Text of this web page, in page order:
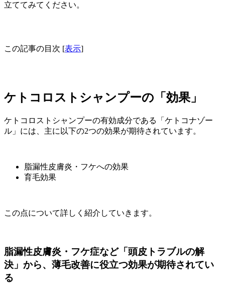
立ててみてください。
この記事の目次 [表示]
ケトコロストシャンプーの「効果」
ケトコロストシャンプーの有効成分である「ケトコナゾー
ル」には、主に以下の2つの効果が期待されています。
脂漏性皮膚炎・フケへの効果
育毛効果
この点について詳しく紹介していきます。
脂漏性皮膚炎・フケ症など「頭皮トラブルの解
決」から、薄毛改善に役立つ効果が期待されてい
る